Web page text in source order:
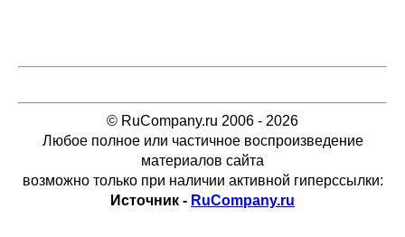
© RuCompany.ru 2006 - 2026
Любое полное или частичное воспроизведение
материалов сайта
возможно только при наличии активной гиперссылки:
Источник - RuCompany.ru